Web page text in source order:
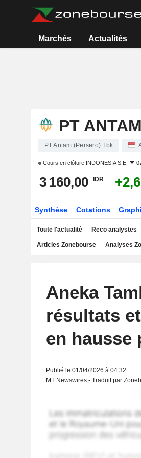
Marchés Actualités
PT
PT Antam (Persero) Tbk
Cours en clôture INDONESIA S.E.
3 160,00 IDR
Synthèse Cotations
Toute l'actualité Reco analystes
Articles Zonebourse Analyses
Aneka
résultats
en hausse
Publié le 01/04/2026 à 04:32
MT Newswires - Traduit par